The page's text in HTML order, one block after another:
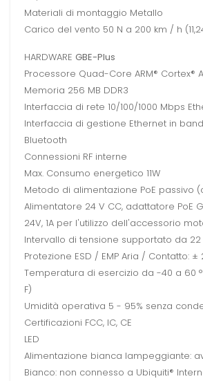
Materiali di montaggio Metallo
Carico del vento 50 N a 200 km / h
HARDWARE GBE-Plus
Processore Quad-Core ARM® Cortex®
Memoria 256 MB DDR3
Interfaccia di rete 10/100/1000 Mbps
Interfaccia di gestione Ethernet in
Bluetooth
Connessioni RF interne
Max. Consumo energetico 11W
Metodo di alimentazione PoE passivo
Alimentatore 24 V CC, adattatore PoE
24V, 1A per l'utilizzo dell'accessorio
Intervallo di tensione supportato da 22
Protezione ESD / EMP Aria / Contatto: ±
Temperatura di esercizio da -40 a 60 °
F)
Umidità operativa 5 - 95% senza
Certificazioni FCC, IC, CE
LED
Alimentazione bianca lampeggiante:
Bianco: non connesso a Ubiquiti®